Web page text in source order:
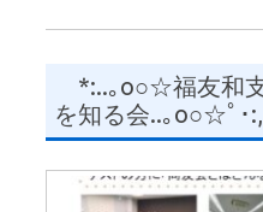
*:..｡o○☆福友和
を知る会..｡o○☆ﾟ･:,